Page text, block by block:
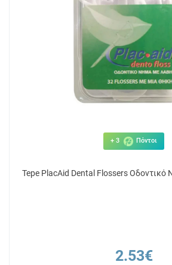
+ 3 Πόντοι
Tepe PlacAid Dental Flossers Οδοντικό
2.53€